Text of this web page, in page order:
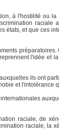
à l'hostilité ou
raciale
états, et que ces
l'idée et
ils ont
et l'intolérance
raciale, de
raciale, la